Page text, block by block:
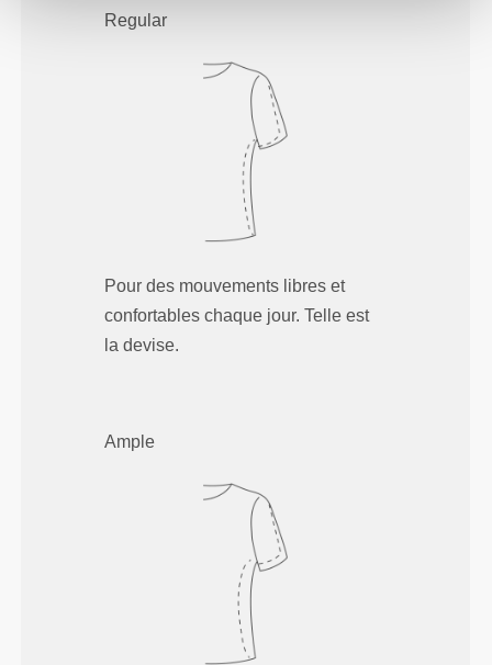
Regular
Pour des mouvements libres et
confortables chaque jour. Telle est
la devise.
Ample